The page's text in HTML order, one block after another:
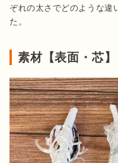
ぞれの太さでどのような違
た。
素材【表面・芯】